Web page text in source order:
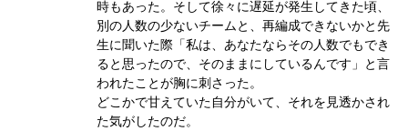
時もあった。そして徐々に遅延が発生してきた頃、
別の人数の少ないチームと、再編成できないかと先
生に聞いた際「私は、あなたならその人数でもでき
ると思ったので、そのままにしているんです」と言
われたことが胸に刺さった。
どこかで甘えていた自分がいて、それを見透かされ
た気がしたのだ。